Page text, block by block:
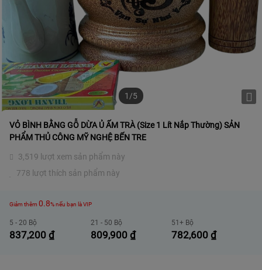
1/5
VỎ BÌNH BẰNG GỖ DỪA Ủ ẤM TRÀ (size 1 Lít Nắp Thường) SẢN
PHẨM THỦ CÔNG MỸ NGHỆ BẾN TRE
3,519 lượt xem sản phẩm này
778 lượt thích sản phẩm này
Giảm thêm 0.8% nếu bạn là VIP
837,200 ₫
5 - 20 Bộ
809,900 ₫
21 - 50 Bộ
782,600₫
51+ Bộ